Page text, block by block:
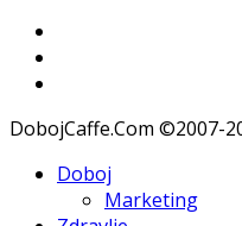
DobojCaffe.Com ©2007-
Doboj
Marketing